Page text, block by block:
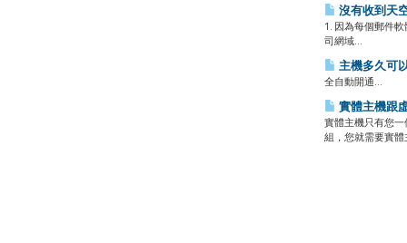
沒有收到天
1. 因為每個郵件
司網域...
主機多久可
全自動開通...
實體主機跟
實體主機只有您
組，您就需要實